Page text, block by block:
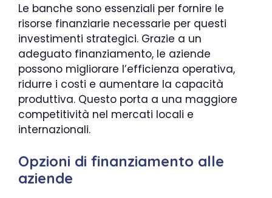
Le banche sono essenziali per fornire le
risorse finanziarie necessarie per questi
investimenti strategici. Grazie a un
adeguato finanziamento, le aziende
possono migliorare l’efficienza operativa,
ridurre i costi e aumentare la capacità
produttiva. Questo porta a una maggiore
competitività nel mercati locali e
internazionali.
Opzioni di finanziamento alle
aziende